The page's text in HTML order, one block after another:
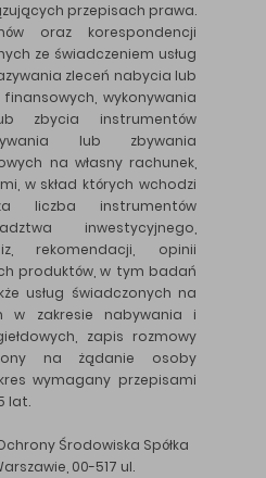
przepisach prawa.
oraz korespondencji
ze świadczeniem usług
zleceń nabycia lub
wykonywania
zbycia instrumentów
lub zbywania
na własny rachunek,
w skład których wchodzi
liczba instrumentów
inwestycyjnego,
rekomendacji, opinii
produktów, w tym badań
usług świadczonych na
w zakresie nabywania i
zapis rozmowy
na żądanie osoby
wymagany przepisami
lat.
Środowiska Spółka
00-517 ul.